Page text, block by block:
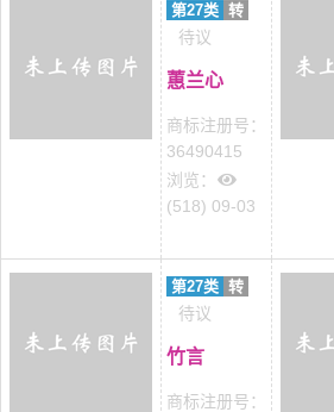
第27类 转
待议
蕙兰心
商标注册号：
36490415
浏览：
(518) 09-03
第27类 转
待议
竹言
商标注册号：